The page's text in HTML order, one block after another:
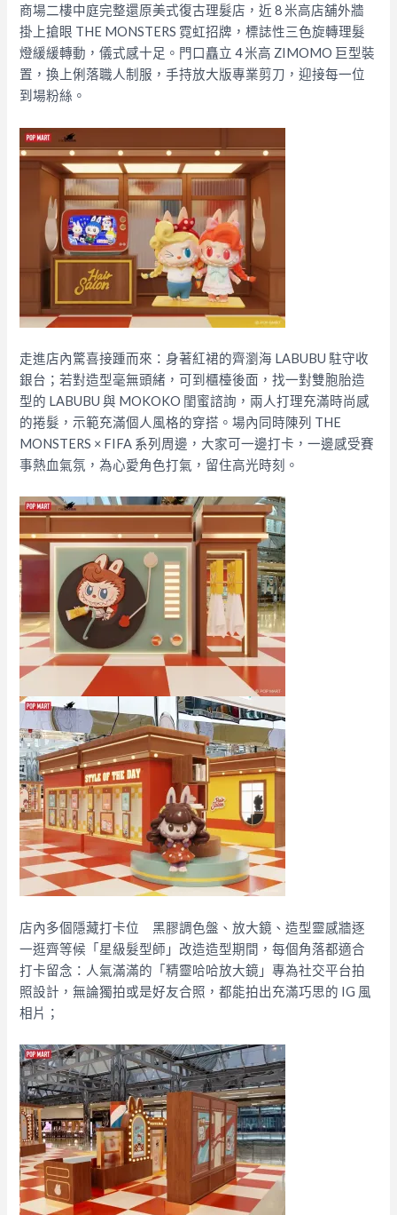
商場二樓中庭完整還原美式復古理髮店，近 8 米高店舖外牆
掛上搶眼 THE MONSTERS 霓虹招牌，標誌性三色旋轉理髮
燈緩緩轉動，儀式感十足。門口矗立 4 米高 ZIMOMO 巨型裝
置，換上俐落職人制服，手持放大版專業剪刀，迎接每一位
到場粉絲。
走進店內驚喜接踵而來：身著紅裙的齊瀏海 LABUBU 駐守收
銀台；若對造型毫無頭緒，可到櫃檯後面，找一對雙胞胎造
型的 LABUBU 與 MOKOKO 閨蜜諮詢，兩人打理充滿時尚感
的捲髮，示範充滿個人風格的穿搭。場內同時陳列 THE
MONSTERS × FIFA 系列周邊，大家可一邊打卡，一邊感受賽
事熱血氣氛，為心愛角色打氣，留住高光時刻。
店內多個隱藏打卡位 黑膠調色盤、放大鏡、造型靈感牆逐
一逛齊等候「星級髮型師」改造造型期間，每個角落都適合
打卡留念：人氣滿滿的「精靈哈哈放大鏡」專為社交平台拍
照設計，無論獨拍或是好友合照，都能拍出充滿巧思的 IG 風
相片；